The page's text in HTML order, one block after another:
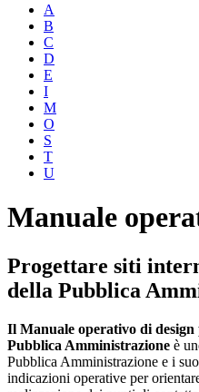
A
B
C
D
E
I
M
O
S
T
U
Manuale
Progettare siti
della Pubblica
Il Manuale operativo di
Pubblica Amministrazione è
Pubblica Amministrazione e i
indicazioni operative per